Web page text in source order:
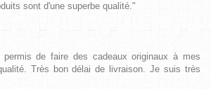
sont d'une superbe qualité."
permis de faire des cadeaux originaux à mes
Très bon délai de livraison. Je suis très